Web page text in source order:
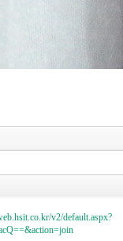
v2/default.aspx?